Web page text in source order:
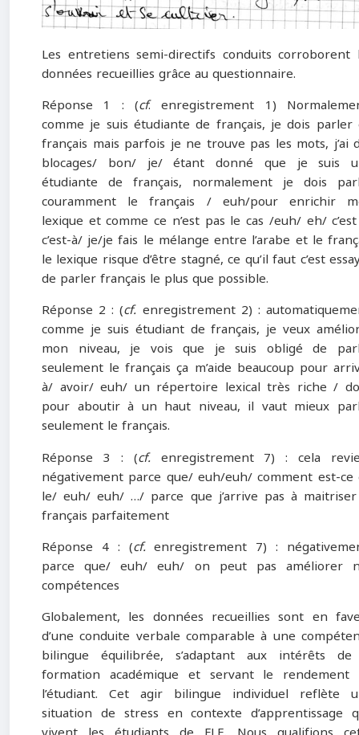
Les entretiens semi-directifs conduits corroborent
données recueillies grâce au questionnaire.
Réponse 1 : (cf. enregistrement 1)
comme je suis étudiante de français, je dois parler
français mais parfois je ne trouve pas les mots, j’ai
blocages/ bon/ je/ étant donné que je suis
étudiante de français, normalement je dois
couramment le français / euh/pour enrichir
lexique et comme ce n’est pas le cas /euh/ eh/
c’est-à/ je/je fais le mélange entre l’arabe et le
le lexique risque d’être stagné, ce qu’il faut c’est
de parler français le plus que possible.
Réponse 2 : (cf. enregistrement 2) :
comme je suis étudiant de français, je veux
mon niveau, je vois que je suis obligé de
seulement le français ça m’aide beaucoup pour
à/ avoir/ euh/ un répertoire lexical très riche /
pour aboutir à un haut niveau, il vaut mieux
seulement le français.
Réponse 3 : (cf.enregistrement 7) : cela
négativement parce que/ euh/euh/ comment est-
le/ euh/ euh/ …/ parce que j’arrive pas à
français parfaitement
Réponse 4 : (cf.enregistrement 7) :
parce que/ euh/ euh/ on peut pas améliorer
compétences
Globalement, les données recueillies sont en
d’une conduite verbale comparable à une
bilingue équilibrée, s’adaptant aux intérêts
formation académique et servant le rendement
l’étudiant. Cet agir bilingue individuel reflète
situation de stress en contexte d’apprentissage